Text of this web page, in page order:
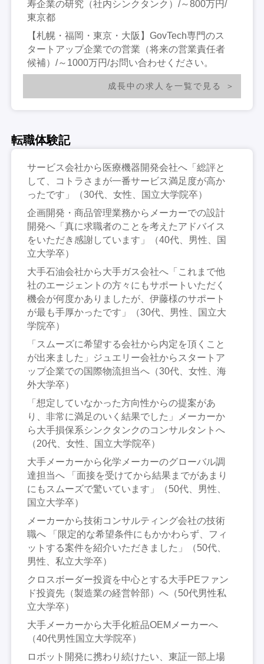
寿企業の研究（社内シンクタンク）/～800万円/
東京都
【札幌・福岡・東京・大阪】GovTech専門のス
タートアップ企業での営業（将来の営業責任者
候補）/～1000万円/お問い合わせください。
成長中の求人を一覧で見る
転職体験記
サービス会社から医療機器開発会社へ「総評と
して、コトラさまが一番サービス満足度が高か
ったです」（30代、女性、国立大学院卒）
企画開発・商品管理業務からメーカーでの設計
開発へ「真に求職者のことを考えたアドバイス
をいただき感謝しています」（40代、男性、国
立大学卒）
大手石油会社から大手ガス会社へ「これまで他
社のエージェントの方々にもサポートいただく
機会が何度かありましたが、伊藤様のサポート
が最も手厚かったです」（30代、男性、国立大
学院卒）
「スムーズに希望する会社から内定を頂くこと
が出来ました」ジュエリー会社からスタートア
ップ企業での国際物流担当へ（30代、女性、海
外大学卒）
「想定していなかった方向性からの提案があ
り、非常に満足のいく結果でした」メーカーか
ら大手損保系シンクタンクのコンサルタントへ
（20代、女性、国立大学院卒）
大手メーカーから化学メーカーのグローバル調
達担当へ 「面接を受けてから結果までがあまり
にもスムーズで驚いています」（50代、男性、
国立大学卒）
メーカーから技術コンサルティング会社の技術
職へ 「限定的な希望条件にもかかわらず、フィ
ットする案件を紹介いただきました」（50代、
男性、私立大学卒）
クロスボーダー投資を中心とする大手PEファン
ド投資先（製造業の経営幹部）へ（50代男性私
立大学卒）
大手メーカーから大手化粧品OEMメーカーへ
（40代男性国立大学院卒）
ロボット開発に携わり続けたい、東証一部上場